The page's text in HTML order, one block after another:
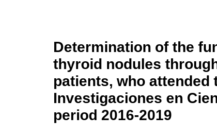
Determination of the
thyroid nodules
patients, who attended
Investigaciones en
period 2016-2019